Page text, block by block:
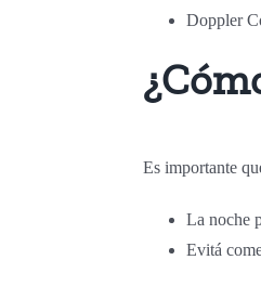
Doppler
Es importante
La noche
Evitá